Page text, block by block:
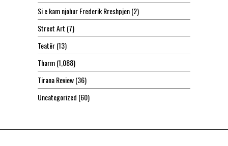
Si e kam njohur Frederik Rreshpjen(2)
Street Art (7)
Teatër(13)
Tharm(1,088)
Tirana Review(36)
Uncategorized (60)